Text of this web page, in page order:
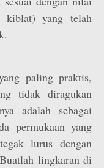
kiblat) yang telah
paling praktis,
tidak diragukan
adalah sebagai
permukaan yang
lurus dengan
lingkaran di